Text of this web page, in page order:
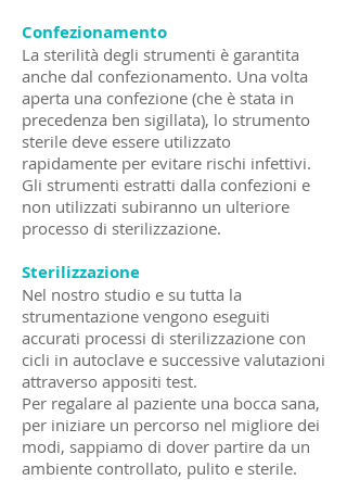
Confezionamento
La sterilità degli strumenti è garantita
anche dal confezionamento. Una volta
aperta una confezione (che è stata in
precedenza ben sigillata), lo strumento
sterile deve essere utilizzato
rapidamente per evitare rischi infettivi.
Gli strumenti estratti dalla confezioni e
non utilizzati subiranno un ulteriore
processo di sterilizzazione.
Sterilizzazione
Nel nostro studio e su tutta la
strumentazione vengono eseguiti
accurati processi di sterilizzazione con
cicli in autoclave e successive valutazioni
attraverso appositi test.
Per regalare al paziente una bocca sana,
per iniziare un percorso nel migliore dei
modi, sappiamo di dover partire da un
ambiente controllato, pulito e sterile.